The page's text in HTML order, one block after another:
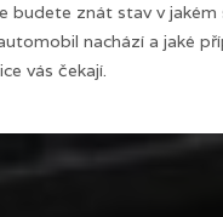
budete znát stav v jakém
nachází a jaké
vás čekají.